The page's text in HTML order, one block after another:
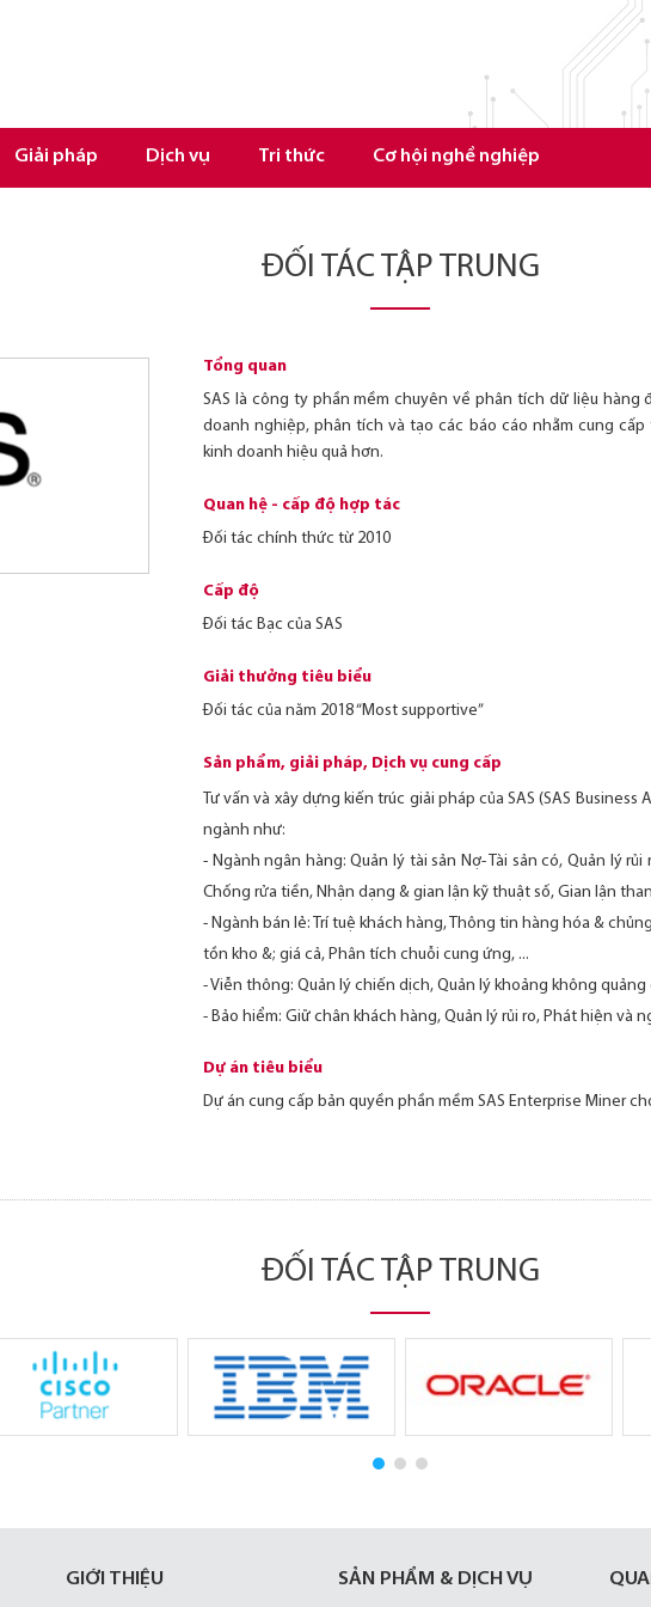
Giải pháp Dịch vụ Tri thức Cơ hội nghề nghiệp
ĐỐI TÁC TẬP TRUNG
Tổng quan
SAS là công ty phần mềm chuyên về phân tích dữ liệu
doanh nghiệp, phân tích và tạo các báo cáo nhằm cung
kinh doanh hiệu quả hơn.
Quan hệ - cấp độ hợp tác
Đối tác chính thức từ 2010
Cấp độ
Đối tác Bạc của SAS
Giải thưởng tiêu biểu
Đối tác của năm 2018 “Most supportive”
Sản phẩm, giải pháp, Dịch vụ cung cấp
Tư vấn và xây dựng kiến trúc giải pháp của SAS (SAS
ngành như:
- Ngành ngân hàng: Quản lý tài sản Nợ- Tài sản có, Quản lý
Chống rửa tiền, Nhận dạng & gian lận kỹ thuật số, Gian lận
- Ngành bán lẻ: Trí tuệ khách hàng, Thông tin hàng hóa &
tồn kho &; giá cả, Phân tích chuỗi cung ứng, ...
- Viễn thông: Quản lý chiến dịch, Quản lý khoảng không
- Bảo hiểm: Giữ chân khách hàng, Quản lý rủi ro, Phát hiện và
Dự án tiêu biểu
Dự án cung cấp bản quyền phần mềm SAS Enterprise Miner
ĐỐI TÁC TẬP TRUNG
GIỚI THIỆU SẢN PHẨM & DỊCH VỤ